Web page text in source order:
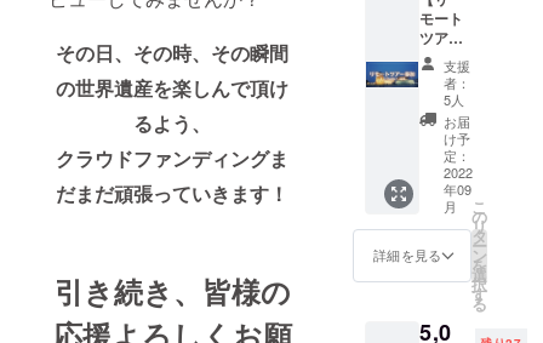
その日、その時、その瞬間
の世界遺産を楽しんで頂け
るよう、
クラウドファンディングま
だまだ頑張っていきます！
引き続き、皆様の
アーに
参加可
能（３
回） ・
予約方
法：当
社公式
HPより
事前予
約制 ・
ツアー
参加条
件 ・
産」の
メール
付き！
・有効
期間：
２０２
２年９
月～２
０２３
年８月
末日 ～
「リ
モート
世界遺
９０分
モート
ツアー
参加
券】 ・
１２０
分の
「リ
モート
世界遺
産」の
旅！に
３回参
加でき
るお得
プラ
心から
支援
者：
5人
お届
け予
定：
2022
年09
月
詳細を見る
こ
の
リ
タ
ー
ン
を
選
択
す
る
5,0